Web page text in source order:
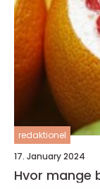
redaktionel
17. January 2024
Hvor mange